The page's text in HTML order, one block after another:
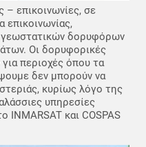
– επικοινωνίες, σε
επικοινωνίας,
γεωστατικών δορυφόρων
Οι δορυφορικές
περιοχές όπου τα
δεν μπορούν να
κυρίως λόγο της
υπηρεσίες
INMARSAT και COSPAS